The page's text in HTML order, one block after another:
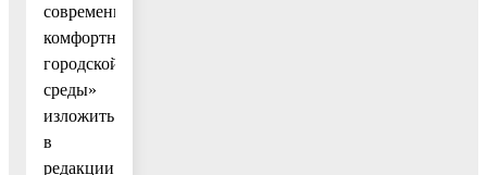
современной
комфортной
городской
среды»
изложить
в
редакции